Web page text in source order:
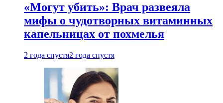
«Могут убить»: Врач развеяла
мифы о чудотворных витаминных
капельницах от похмелья
2 года спустя2 года спустя